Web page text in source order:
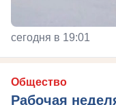
сегодня в 19:01
Общество
Рабочая